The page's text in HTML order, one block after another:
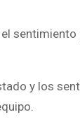
sentimiento
y los